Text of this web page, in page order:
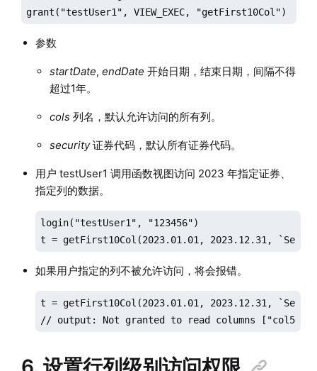
grant("testUser1", VIEW_EXEC, "getFirst10Col")
参数
startDate, endDate 开始日期，结束日期，间隔不得
超过1年。
cols列名，默认允许访问的所有列。
security证券代码，默认所有证券代码。
用户 testUser1 调用函数视图访问 2023 年指定证券、
指定列的数据。
login("testUser1", "123456")
t = getFirst10Col(2023.01.01, 2023.12.31,
如果用户指定的列不被允许访问，将会报错。
t = getFirst10Col(2023.01.01, 2023.12.31,
// output: Not granted to read columns